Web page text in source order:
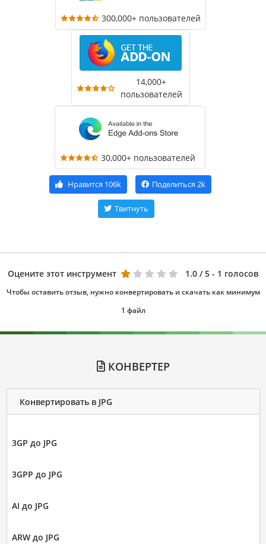
300,000+ пользователей
14,000+
пользователей
30,000+ пользователей
Нравится 106k Поделиться 2k
Твитнуть
Оцените этот инструмент 1.0 / 5 - 1 голосов
Чтобы оставить отзыв, нужно конвертировать и скачать как минимум
1 файл
КОНВЕРТЕР
Конвертировать в JPG
3GP до JPG
3GPP до JPG
AI до JPG
ARW до JPG